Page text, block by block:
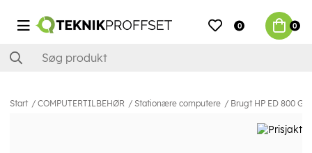
0 0
Start COMPUTERTILBEHØR Stationære computere Brugt HP ED 800